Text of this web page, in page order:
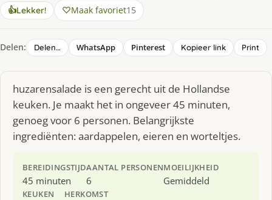
👍Lekker! Maak favoriet15
Delen: Delen… WhatsApp Pinterest Kopieer link Print
huzarensalade is een gerecht uit de Hollandse
keuken. Je maakt het in ongeveer 45 minuten,
genoeg voor 6 personen. Belangrijkste
ingrediënten: aardappelen, eieren en worteltjes.
BEREIDINGSTIJD
45 minuten
AANTAL PERSONEN
6
MOEILIJKHEID
Gemiddeld
KEUKEN HERKOMST